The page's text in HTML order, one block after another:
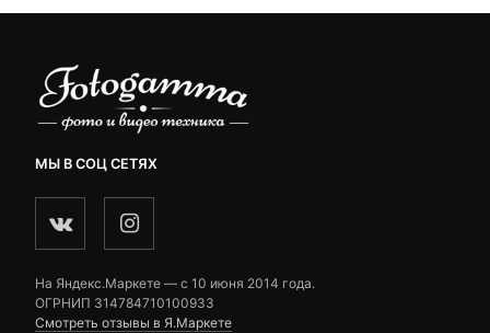
МЫ В СОЦ СЕТЯХ
На Яндекс.Маркете — c 10 июня 2014 года.
ОГРНИП 314784710100933
Смотреть отзывы в Я.Маркете